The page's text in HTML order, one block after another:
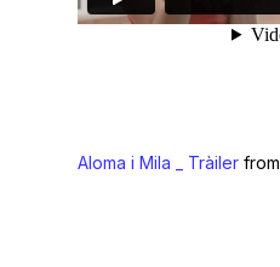
Aloma i Mila _ Tràilerfrom